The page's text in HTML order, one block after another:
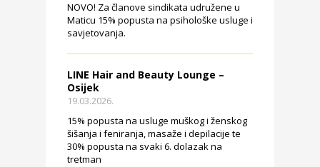
NOVO! Za članove sindikata udružene u
Maticu 15% popusta na psihološke usluge i
savjetovanja.
LINE Hair and Beauty Lounge –
Osijek
19.03.2026.
15% popusta na usluge muškog i ženskog
šišanja i feniranja, masaže i depilacije te
30% popusta na svaki 6. dolazak na
tretman